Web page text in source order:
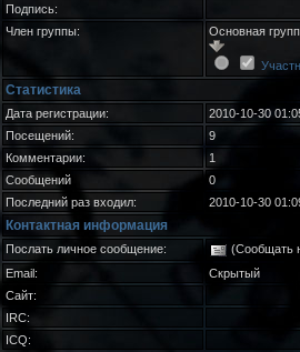
Подпись:
Член группы:
Основная
Статистика
Дата регистрации:
2010-10-30
Посещений:
9
Комментарии:
1
Сообщений
0
Последний раз входил:
2010-10-30
Контактная информация
Послать личное сообщение:
(Сообщать
Email:
Скрытый
Сайт:
IRC:
ICQ: